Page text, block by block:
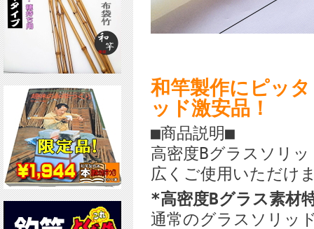
和竿製作にピッ
ッド激安品！
■商品説明■
高密度Bグラスソリ
広くご使用いただけ
*高密度Bグラス素材
通常のグラスソリッ